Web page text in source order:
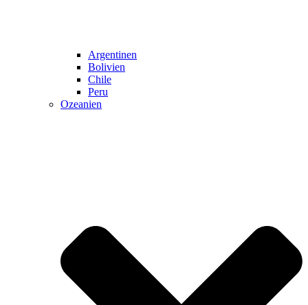
Argentinen
Bolivien
Chile
Peru
Ozeanien